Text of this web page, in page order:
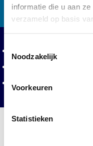
informatie die u aan
verzameld op basis
Noodzakelijk
Voorkeuren
Statistieken
Privacy en
Toegangsvoorwaarden